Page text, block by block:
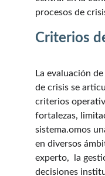
procesos de
Criterios
La evaluación
de crisis se
criterios
fortalezas,
sistema.omos
en diversos
experto,  la
decisiones